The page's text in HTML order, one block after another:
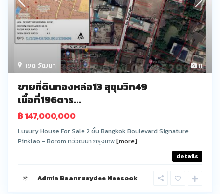
11
เขต วัฒนา
ขายที่ดินทองหล่อ13 สุขุมวิท49
เนื้อที่196ตาร...
฿ 147,000,000
Luxury House For Sale 2 ชั้น Bangkok Boulevard Signature
Pinklao - Borom ทวีวัฒนา กรุงเทพ[more]
details
Admin Baanruaydee Meesook